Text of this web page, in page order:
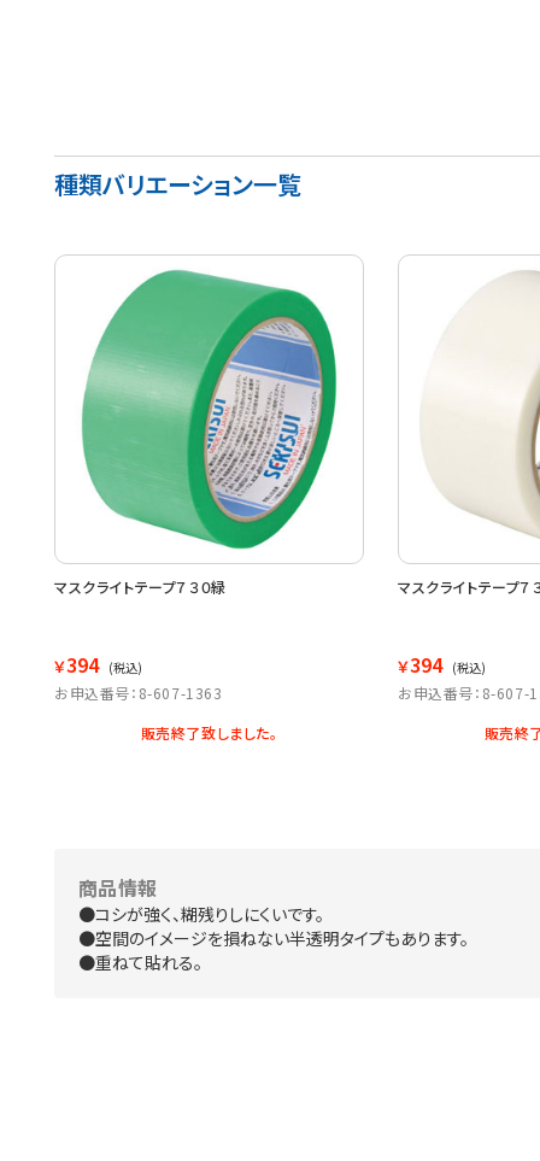
種類バリエーション一覧
マスクライトテープ７３０緑
￥394 (税込)
お申込番号：8-607-1363
販売終了致しました。
マスクライトテープ７
￥394 (税込)
お申込番号：8-607-
販売終
商品情報
●コシが強く、糊残りしにくいです。
●空間のイメージを損ねない半透明タイプもあります。
●重ねて貼れる。